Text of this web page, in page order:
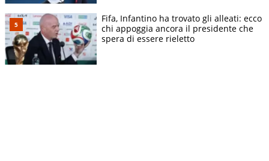
Fifa, Infantino ha trovato gli alleati: ecco
chi appoggia ancora il presidente che
spera di essere rieletto